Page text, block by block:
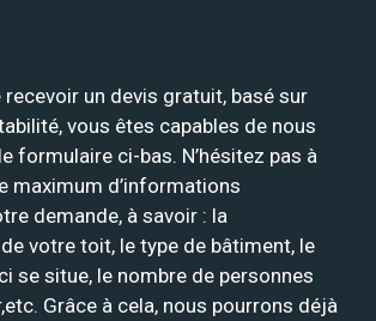
recevoir un devis gratuit, basé sur
vous êtes capables de nous
formulaire ci-bas. N’hésitez pas à
maximum d’informations
demande, à savoir : la
votre toit, le type de bâtiment, le
se situe, le nombre de personnes
Grâce à cela, nous pourrons déjà